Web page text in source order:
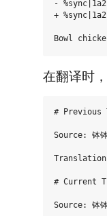
-
+
在翻译时
# Previous
Source: 钵钵
# Current
Source: 钵钵